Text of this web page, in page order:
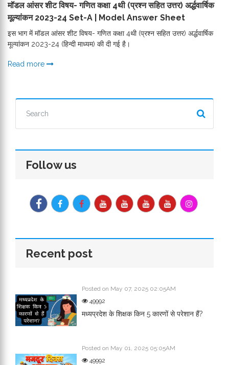
मॉडल आंसर शीट विषय- गणित कक्षा 4थी (प्रश्न सहित उत्तर) अर्द्धवार्षिक
मूल्यांकन 2023-24 Set-A | Model Answer Sheet
इस भाग में मॉडल आंसर शीट विषय- गणित कक्षा 4थी (प्रश्न सहित उत्तर) अर्द्धवार्षिक
मूल्यांकन 2023-24 (हिन्दी माध्यम) की दी गई है।
Read more
Follow us
Recent post
Posted on May 07, 2025 02:05AM
49992
मध्यप्रदेश के शिक्षक किन 5 कारणों से परेशान हैं?
Posted on May 01, 2025 05:05AM
49992